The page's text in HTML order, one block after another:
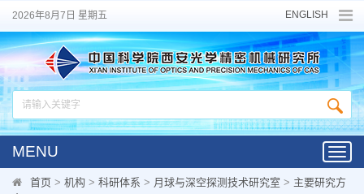
2026年8月7日 星期五 ENGLISH
MENU
首页 > 机构 > 科研体系 > 月球与深空探测技术研究室 > 主要研究方